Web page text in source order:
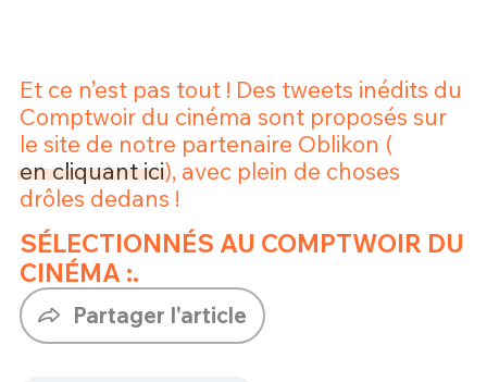
Et ce n’est pas tout ! Des tweets inédits du
Comptwoir du cinéma sont proposés sur
le site de notre partenaire Oblikon (
en cliquant ici), avec plein de choses
drôles dedans !
SÉLECTIONNÉS AU COMPTWOIR DU
CINÉMA :.
Partager l'article